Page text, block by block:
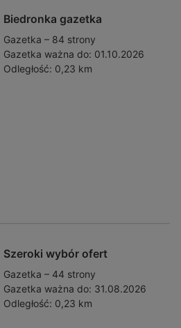
Biedronka gazetka
Gazetka – 84 strony
Gazetka ważna do: 01.10.2026
Odległość: 0,23 km
Szeroki wybór ofert
Gazetka – 44 strony
Gazetka ważna do: 31.08.2026
Odległość: 0,23 km